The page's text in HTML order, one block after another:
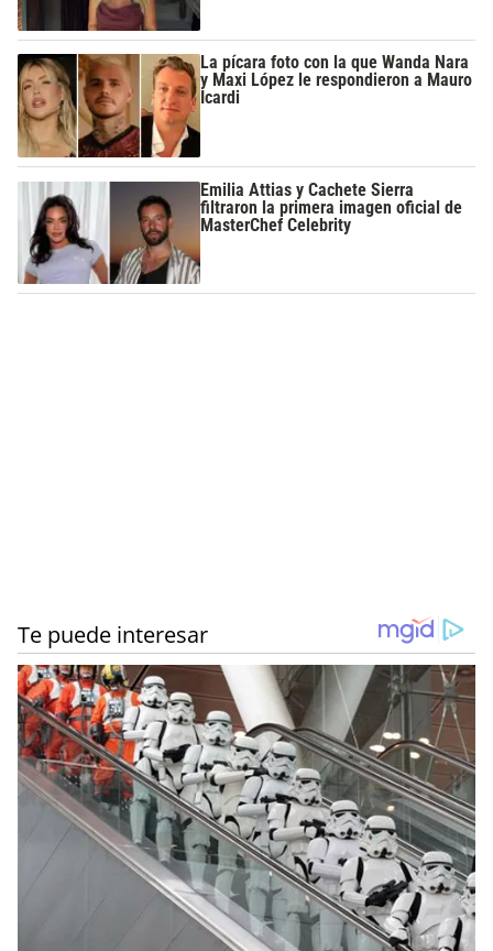
La pícara foto con la que Wanda Nara
y Maxi López le respondieron a Mauro
Icardi
Emilia Attias y Cachete Sierra
filtraron la primera imagen oficial de
MasterChef Celebrity